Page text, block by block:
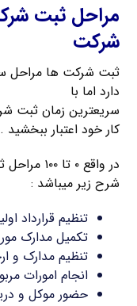
مراحل ثبت
شرکت
ثبت شرکت ها مراحل
دارد اما با
سریعترین زمان ثبت
کار خود اعتبار ببخشید .
در واقع
شرح زیر میباشد :
تنظیم قرارداد
تکمیل مدارک
تنظیم مدارک و
انجام امورات
حضور موکل و